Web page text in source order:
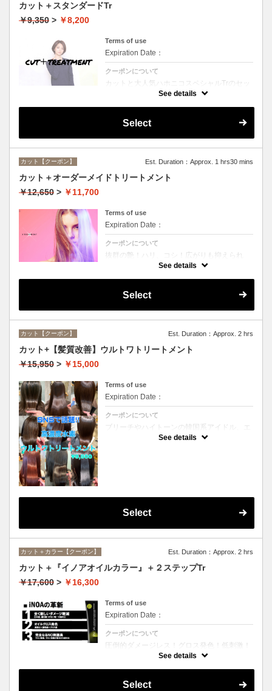
カット＋スタンダードTr
￥9,350 > ￥8,200
Terms of use
Expiration Date：
クーポンについて
カットと大人気ハホニコスペシャルTrのセッ
トメニュー☆シャンプー、ブロー付。ロング
See details
Select
カット【クーポン】 Est. Duration：Approx. 1 hrs30 mins
カット＋オーダーメイドトリートメント
￥12,650 > ￥11,700
Terms of use
Expiration Date：
クーポンについて
抜群の艶！ハリ、コシ！広がりも抑えられ
る！どんなに傷んだ髪も、鮮やかなハイトー
See details
Select
カット【クーポン】 Est. Duration：Approx. 2 hrs
カット+【髪質改善】ウルトワトリートメント
￥15,950 > ￥15,000
Terms of use
Expiration Date：
クーポンについて
ブリーチやハイトーンの韓国系アイドル、エ
イジング毛にお悩みの美魔女も夢中！全ての
See details
Select
カット＋カラー【クーポン】 Est. Duration：Approx. 2 hrs
カット＋『イノアオイルカラー』＋２ステップTr
￥17,600 > ￥16,300
Terms of use
Expiration Date：
クーポンについて
圧倒的ダメージレス！グロス発色！低刺激！
匂いも残らない！全く新しい処方のイノアオ
イルカラーのセットメニュー☆シャンプー、
ブロー込み。※リタッチカラーの場合は
See details
Select